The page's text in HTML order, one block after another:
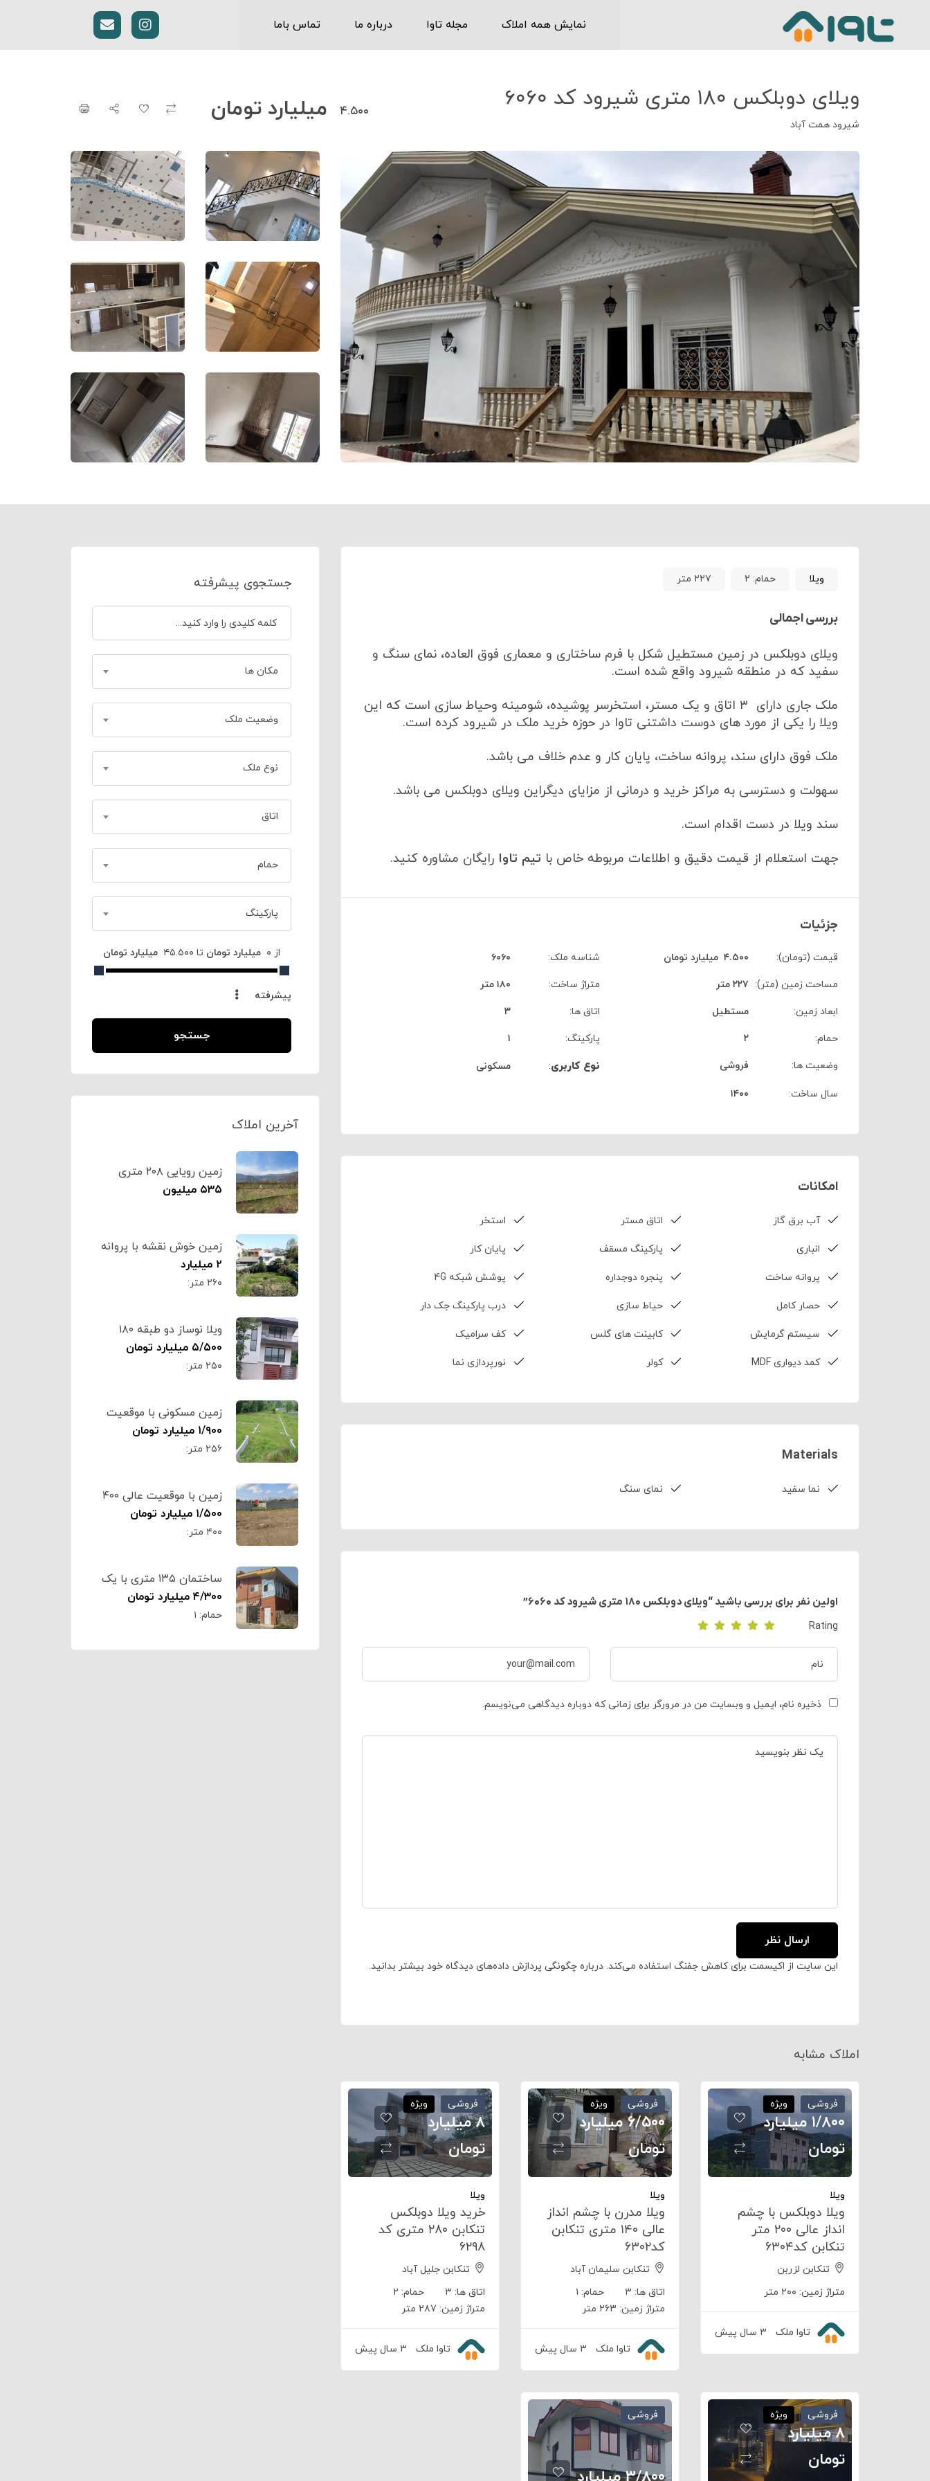
نمایش همه املاک مجله تاوا درباره ما تماس باما
ویلای دوبلکس ۱۸۰ متری شیرود کد ۶۰۶۰
شیرود همت آباد
۴.۵۰۰ ‌ ‍ ‌‌‌‌میلیارد تومان
ویلا حمام: ۲ ۲۲۷ متر
بررسی اجمالی
ویلای دوبلکس در زمین مستطیل شکل با فرم ساختاری و معماری فوق العاده، نمای سنگ و
سفید که در منطقه شیرود واقع شده است.
ملک جاری دارای ۳ اتاق و یک مستر، استخرسر پوشیده، شومینه وحیاط سازی است که این
ویلا را یکی از مورد های دوست داشتنی تاوا در حوزه خرید ملک در شیرود کرده است.
ملک فوق دارای سند، پروانه ساخت، پایان کار و عدم خلاف می باشد.
سهولت و دسترسی به مراکز خرید و درمانی از مزایای دیگراین ویلای دوبلکس می باشد.
سند ویلا در دست اقدام است.
جهت استعلام از قیمت دقیق و اطلاعات مربوطه خاص با تیم تاوا رایگان مشاوره کنید.
جزئیات
قیمت (تومان): ۴.۵۰۰ ‌ ‍ ‌‌‌‌میلیارد تومان شناسه ملک: ۶۰۶۰
مساحت زمین (متر): ۲۲۷ متر متراژ ساخت: ۱۸۰ متر
ابعاد زمین: مستطیل اتاق ها: ۳
حمام: ۲ پارکینگ: ۱
وضعیت ها: فروشی نوع کاربری: مسکونی
سال ساخت: ۱۴۰۰
امکانات
آب برق گاز اتاق مستر استخر
انباری پارکینگ مسقف پایان کار
پروانه ساخت پنجره دوجداره پوشش شبکه 4G
حصار کامل حیاط سازی درب پارکینگ جک دار
سیستم گرمایش کابینت های گلس کف سرامیک
کمد دیواری MDF کولر نورپردازی نما
Materials
نما سفید نمای سنگ
اولین نفر برای بررسی باشید “ویلای دوبلکس ۱۸۰ متری شیرود کد ۶۰۶۰”
Rating
ذخیره نام، ایمیل و وبسایت من در مرورگر برای زمانی که دوباره دیدگاهی می‌نویسم.
این سایت از اکیسمت برای کاهش جفنگ استفاده می‌کند. درباره چگونگی پردازش داده‌های دیدگاه خود بیشتر بدانید.
املاک مشابه
فروشی ویژه
۱/۸۰۰ میلیارد
تومان
ویلا
ویلا دوبلکس با چشم
انداز عالی ۲۰۰ متر
تنکابن کد۶۳۰۴
تنکابن لزربن
متراژ زمین: ۲۰۰ متر
تاوا ملک ۳ سال پیش
فروشی ویژه
۶/۵۰۰ میلیارد
تومان
ویلا
ویلا مدرن با چشم انداز
عالی ۱۴۰ متری تنکابن
کد۶۳۰۲
تنکابن سلیمان آباد
اتاق ها: ۳ حمام: ۱
متراژ زمین: ۲۶۳ متر
تاوا ملک ۳ سال پیش
فروشی ویژه
۸ میلیارد
تومان
ویلا
خرید ویلا دوبلکس
تنکابن ۲۸۰ متری کد
۶۲۹۸
تنکابن جلیل آباد
اتاق ها: ۳ حمام: ۲
متراژ زمین: ۲۸۷ متر
تاوا ملک ۳ سال پیش
فروشی ویژه
۸ میلیارد
تومان
فروشی
جستجوی پیشرفته
مکان ها
وضعیت ملک
نوع ملک
اتاق
حمام
پارکینگ
از ۰ ‌ ‍ ‌‌‌‌میلیارد تومان تا ۴۵.۵۰۰ ‌ ‍ ‌‌‌‌میلیارد تومان
پیشرفته
جستجو
آخرین املاک
زمین رویایی ۲۰۸ متری
چالکش تنکابن کد۱۴۰۵
۵۳۵ میلیون
زمین خوش نقشه با پروانه
ساخت ۲۶۰ متری کد۶۳۱۴
۲ میلیارد
۲۶۰ متر:
ویلا نوساز دو طبقه ۱۸۰
متری تنکابن کد ۶۳۰۹
۵/۵۰۰ میلیارد تومان
۲۵۰ متر:
زمین مسکونی با موقعیت
عالی ۲۵۶ متر تنکابن کد
۶۳۰۸
۱/۹۰۰ میلیارد تومان
۲۵۶ متر:
زمین با موقعیت عالی ۴۰۰
متر تنکابن کد ۶۳۰۷
۱/۵۰۰ میلیارد تومان
۴۰۰ متر:
ساختمان ۱۳۵ متری با یک
باب مغازه کد۶۳۰۶
۴/۳۰۰ میلیارد تومان
حمام: ۱